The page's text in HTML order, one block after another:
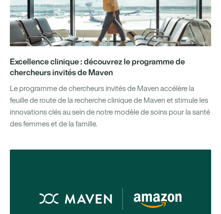
Excellence clinique : découvrez le programme de
chercheurs invités de Maven
Le programme de chercheurs invités de Maven accélère la
feuille de route de la recherche clinique de Maven et stimule les
innovations clés au sein de notre modèle de soins pour la santé
des femmes et de la famille.